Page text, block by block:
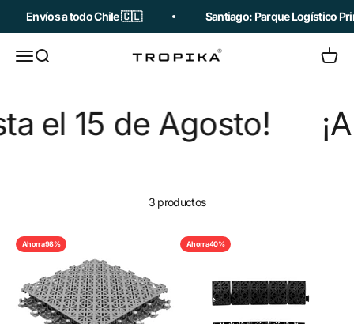
Envíos a todo Chile 🇨🇱 Santiago: Parque Logístico
Abrir menú de navegación
Abrir búsqueda Tropika Abrir
el 15 de Agosto!
3 productos
Ahorra 98% Ahorra 40%